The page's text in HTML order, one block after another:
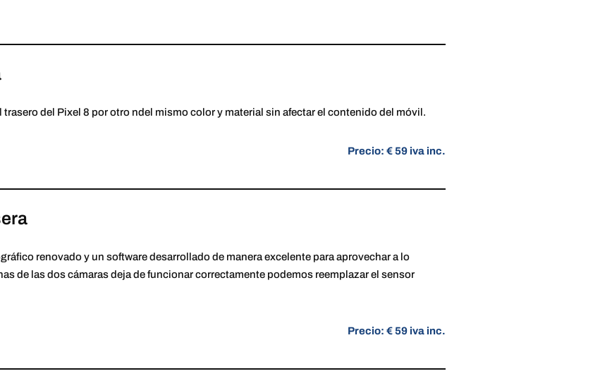
del Pixel 8 por otro ndel mismo color y material sin afectar el contenido del móvil.
Precio: € 59 iva inc.
renovado y un software desarrollado de manera excelente para aprovechar a lo
de las dos cámaras deja de funcionar correctamente podemos reemplazar el sensor
Precio: € 59 iva inc.